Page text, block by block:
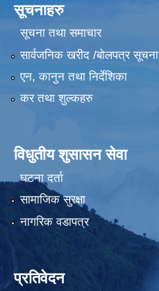
सूचनाहरु
सूचना तथा समाचार
सार्वजनिक खरीद /बोलपत्र सूचना
एन, कानुन तथा निर्देशिका
कर तथा शुल्कहरु
विधुतीय शुसासन सेवा
घटना दर्ता
सामाजिक सुरक्षा
नागरिक वडापत्र
प्रतिवेदन